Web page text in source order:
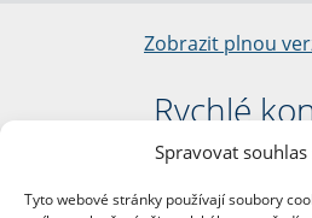
Spravovat souhlas
Tyto webové stránky používají soubory
Zobrazit plnou
Rychlé
Filozofická
nám. Jana